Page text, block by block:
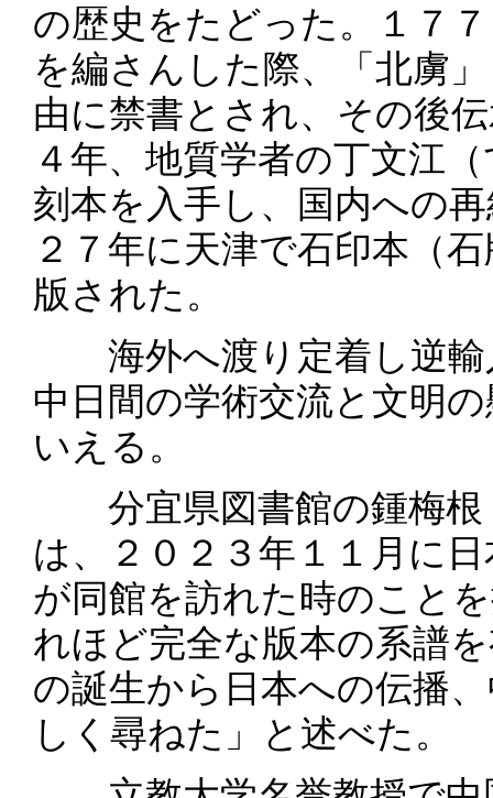
の歴史をたどった。１７
を編さんした際、「北虜
由に禁書とされ、その後
４年、地質学者の丁文江
刻本を入手し、国内への
２７年に天津で石印本（
版された。
海外へ渡り定着し逆輸
中日間の学術交流と文明
いえる。
分宜県図書館の鍾梅根
は、２０２３年１１月に
が同館を訪れた時のこと
れほど完全な版本の系譜
の誕生から日本への伝播
しく尋ねた」と述べた。